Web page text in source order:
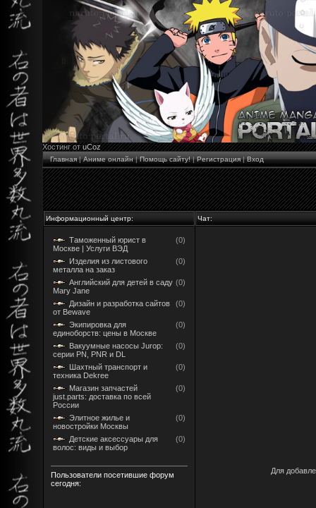
Хостинг отuCoz
Главная|Аниме онлайн|Помощь сайту!|Регистрация|Вход
Информационный центр: Чат:
Таможенный юрист в
Москве | Услуги ВЭД
(0)
Изделия из листового
металла на заказ
(0)
Английский для детей в саду
Mary Jane
(0)
Дизайн и разработка сайтов
от Bewave
(0)
Экипировка для
единоборств: цены в Москве
(0)
Вакуумные насосы Jurop:
серии PN, PNR и DL
(0)
Шахтный транспорт и
техника Dekree
(0)
Магазин запчастей
just.parts: доставка по всей
России
(0)
Элитное жилье и
новостройки Москвы
(0)
Детские аксессуары для
волос: виды и выбор
(0)
Пользователи посетившие форум
сегодня:
Для